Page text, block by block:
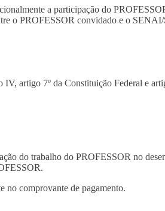
a participação do
o PROFESSOR convidado e o SENAI/
artigo 7º da Constituição Federal e
do trabalho do PROFESSOR no
no comprovante de pagamento.